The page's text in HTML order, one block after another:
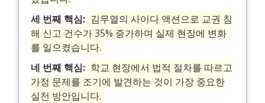
세 번째 핵심: 김무열의 사이다 액션으로 교권 침
해 신고 건수가 35% 증가하며 실제 현장에 변화
를 일으켰습니다.
네 번째 핵심: 학교 현장에서 법적 절차를 따르고
가정 문제를 조기에 발견하는 것이 가장 중요한
실천 방안입니다.